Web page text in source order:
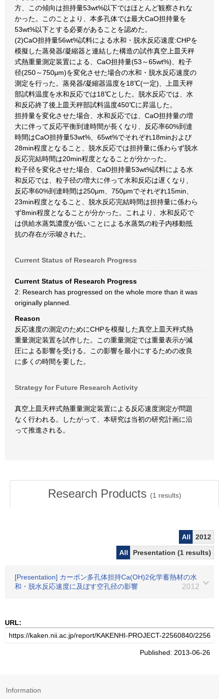
方、この傾向は担持量53wt%以下ではほとんど観察されな
かった。このことより、本多孔体では最大CaO担持量を
53wt%以下とする必要があることを認めた。
(2)CaO担持量56wt%試料による水和・脱水反応速度:CHPを
模擬した蒸発器/凝縮器と連結した構造の試作真空上皿天秤
式熱重量測定装置による、CaO担持量(53～65wt%)、粒子
径(250～750μm)を変化させた場合の水和・脱水反応速度の
測定を行った。蒸発器/凝縮器温度を18℃(一定)、上皿天秤
部試料温度を水和反応では18℃とした。脱水反応では、水
和反応終了後上皿天秤部試料温度450℃に昇温した。
担持量を変化させた場合、水和反応では、CaO担持量の増
大に伴って反応平衡到達時間が長くなり、反応率60%到達
時間はCaO担持量53wt%、65wt%でそれぞれ18minおよび
28min程度となること、脱水反応では担持量に係わらず脱水
反応完結時間は20min程度となることが分かった。
粒子径を変化させた場合、CaO担持量53wt%試料による水
和反応では、粒子径の増大に伴って水和反応は遅くなり、
反応率60%到達時間は250μm、750μmでそれぞれ15min、
23min程度となること、脱水反応完結時間は担持量に係わら
ず8min程度となることが分かった。これより、水和反応で
は供給水蒸気濃度が低いことによる水蒸気の粒子内移動抵
抗の存在が示唆された。
Current Status of Research Progress
Current Status of Research Progress
2: Research has progressed on the whole more than it was
originally planned.
Reason
反応速度の測定のためにCHPを模擬した真空上皿天秤式熱
重量測定装置を試作した。この重量測定では重量表示が減
圧による影響を受ける。この影響を最小にするための改良
に多くの時間を要した。
Strategy for Future Research Activity
真空上皿天秤式熱重量測定装置による反応速度測定が問題
なく行われる。したがって、本研究は当初の研究計画に沿
って推進される。
Research Products (1 results)
All
2012
All
Presentation (1 results)
[Presentation] カーボン多孔体担持Ca(OH)2化学蓄熱材の水
和・脱水反応速度に及ぼす空孔径の影響
2012
URL:
Published: 2013-06-26
Information